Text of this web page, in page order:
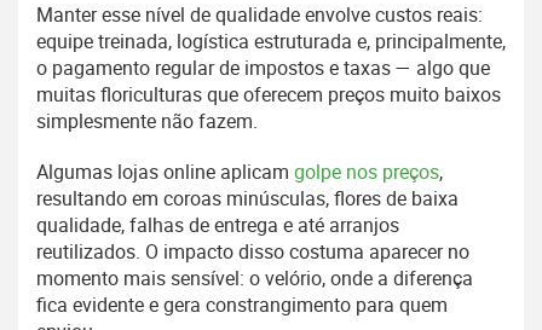
Manter esse nível de qualidade envolve custos reais:
equipe treinada, logística estruturada e, principalmente,
o pagamento regular de impostos e taxas — algo que
muitas floriculturas que oferecem preços muito baixos
simplesmente não fazem.
Algumas lojas online aplicam golpe nos preços,
resultando em coroas minúsculas, flores de baixa
qualidade, falhas de entrega e até arranjos
reutilizados. O impacto disso costuma aparecer no
momento mais sensível: o velório, onde a diferença
fica evidente e gera constrangimento para quem